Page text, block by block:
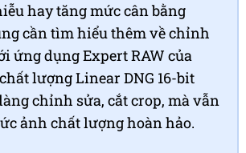
hay tăng mức cân bằng
cần tìm hiểu thêm về chỉnh
ứng dụng Expert RAW của
lượng Linear DNG 16-bit
chỉnh sửa, cắt crop, mà vẫn
ảnh chất lượng hoàn hảo.